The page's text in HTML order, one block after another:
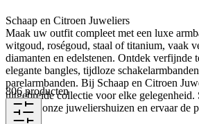
Schaap en Citroen Juweliers
Maak uw outfit compleet met een luxe
witgoud, roségoud, staal of titanium, vaak
diamanten en edelstenen. Ontdek verfijnde
elegante bangles, tijdloze
parelarmbanden. Bij Schaap en Citroen
uitgebreide collectie voor elke
een van onze juweliershuizen en ervaar de
806 producten